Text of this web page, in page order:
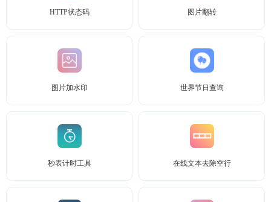
HTTP状态码 图片翻转
图片加水印 世界节日查询
秒表计时工具 在线文本去除空行